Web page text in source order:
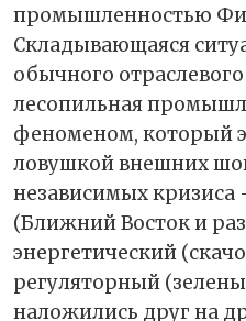
промышленностью
Складывающаяся
обычного
лесопильная
феноменом, который
ловушкой внешних
независимых кризиса
(Ближний Восток и
энергетический
регуляторный
наложились друг на